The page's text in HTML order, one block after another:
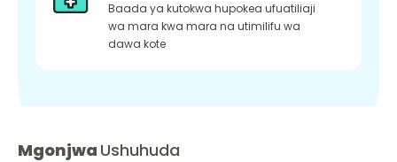
Baada ya kutokwa hupokea ufuatiliaji
wa mara kwa mara na utimilifu wa
dawa kote
Mgonjwa Ushuhuda